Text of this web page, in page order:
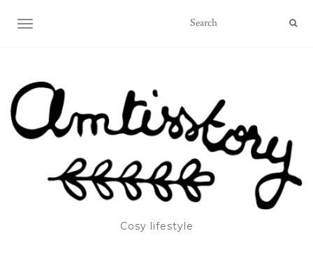
OUVRIR/FERMER LA NAVIGATION
Cosy lifestyle